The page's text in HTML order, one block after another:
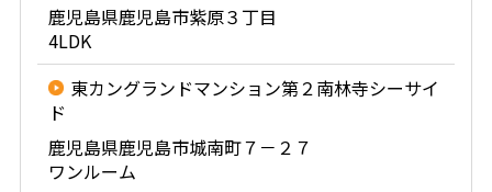
鹿児島県鹿児島市紫原３丁目
4LDK
東カングランドマンション第２南林寺シーサイ
ド
鹿児島県鹿児島市城南町７－２７
ワンルーム